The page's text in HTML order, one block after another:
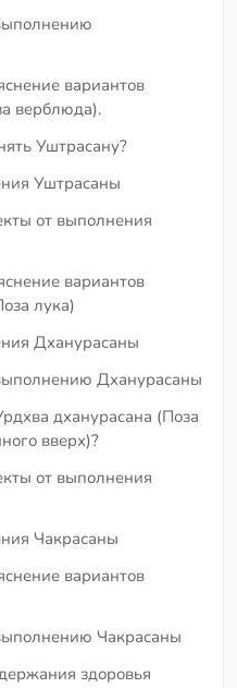
вариантов
верблюда).
Уштрасану?
Уштрасаны
от выполнения
вариантов
лука)
Дханурасаны
Дханурасаны
дханурасана (Поза
вверх)?
от выполнения
Чакрасаны
вариантов
Чакрасаны
здоровья